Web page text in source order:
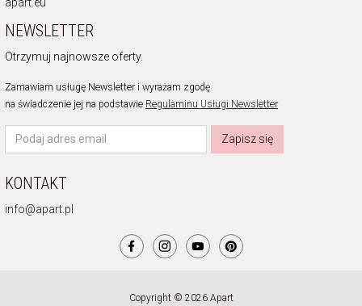
NEWSLETTER
Otrzymuj najnowsze oferty.
Zamawiam usługę Newsletter i wyrażam zgodę
na świadczenie jej na podstawie Regulaminu Usługi Newsletter
Zapisz się
KONTAKT
info@apart.pl
Copyright © 2026 Apart